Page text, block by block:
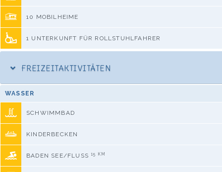
10 MOBILHEIME
1 UNTERKUNFT FÜR ROLLSTUHLFAHRER
FREIZEITAKTIVITÄTEN
WASSER
SCHWIMMBAD
KINDERBECKEN
BADEN SEE/FLUSS 15 KM